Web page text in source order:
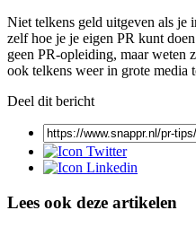
Niet telkens geld uitgeven als je
zelf hoe je je eigen PR kunt
geen PR-opleiding, maar weten
ook telkens weer in grote media
Deel dit bericht
Lees ook deze artikelen